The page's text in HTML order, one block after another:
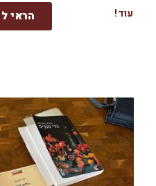
עוד! הראי